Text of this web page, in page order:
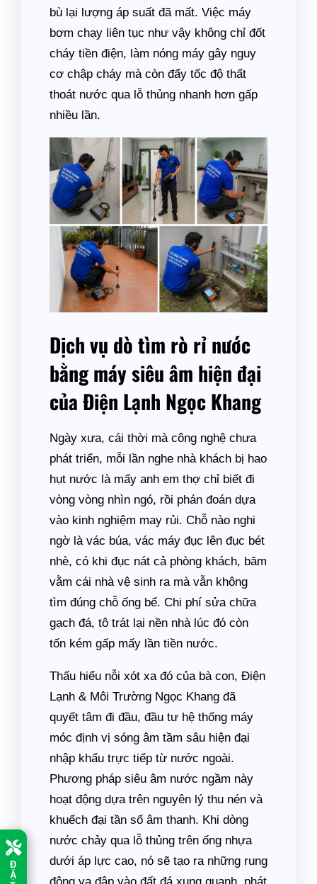
Đ
Ặ
bù lại lượng áp suất đã mất. Việc máy
bơm chạy liên tục như vậy không chỉ đốt
cháy tiền điện, làm nóng máy gây nguy
cơ chập cháy mà còn đẩy tốc độ thất
thoát nước qua lỗ thủng nhanh hơn gấp
nhiều lần.
Dịch vụ dò tìm rò rỉ nước
bằng máy siêu âm hiện đại
của Điện Lạnh Ngọc Khang
Ngày xưa, cái thời mà công nghệ chưa
phát triển, mỗi lần nghe nhà khách bị hao
hụt nước là mấy anh em thợ chỉ biết đi
vòng vòng nhìn ngó, rồi phán đoán dựa
vào kinh nghiệm may rủi. Chỗ nào nghi
ngờ là vác búa, vác máy đục lên đục bét
nhè, có khi đục nát cả phòng khách, băm
vằm cái nhà vệ sinh ra mà vẫn không
tìm đúng chỗ ống bể. Chi phí sửa chữa
gạch đá, tô trát lại nền nhà lúc đó còn
tốn kém gấp mấy lần tiền nước.
Thấu hiểu nỗi xót xa đó của bà con, Điện
Lạnh & Môi Trường Ngọc Khang đã
quyết tâm đi đầu, đầu tư hệ thống máy
móc định vị sóng âm tầm sâu hiện đại
nhập khẩu trực tiếp từ nước ngoài.
Phương pháp siêu âm nước ngầm này
hoạt động dựa trên nguyên lý thu nén và
khuếch đại tần số âm thanh. Khi dòng
nước chảy qua lỗ thủng trên ống nhựa
dưới áp lực cao, nó sẽ tạo ra những rung
động va đập vào đất đá xung quanh, phát